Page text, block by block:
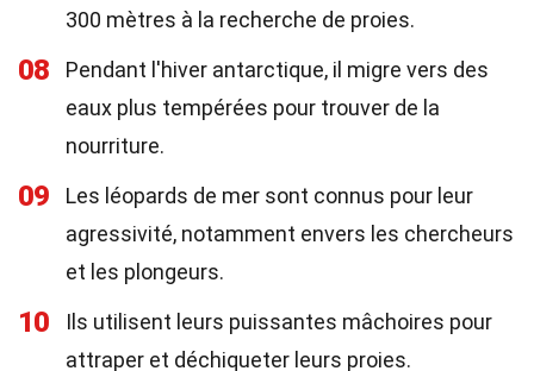
300 mètres à la recherche de proies.
08
Pendant l'hiver antarctique, il migre vers des
eaux plus tempérées pour trouver de la
nourriture.
09
Les léopards de mer sont connus pour leur
agressivité, notamment envers les chercheurs
et les plongeurs.
10
Ils utilisent leurs puissantes mâchoires pour
attraper et déchiqueter leurs proies.